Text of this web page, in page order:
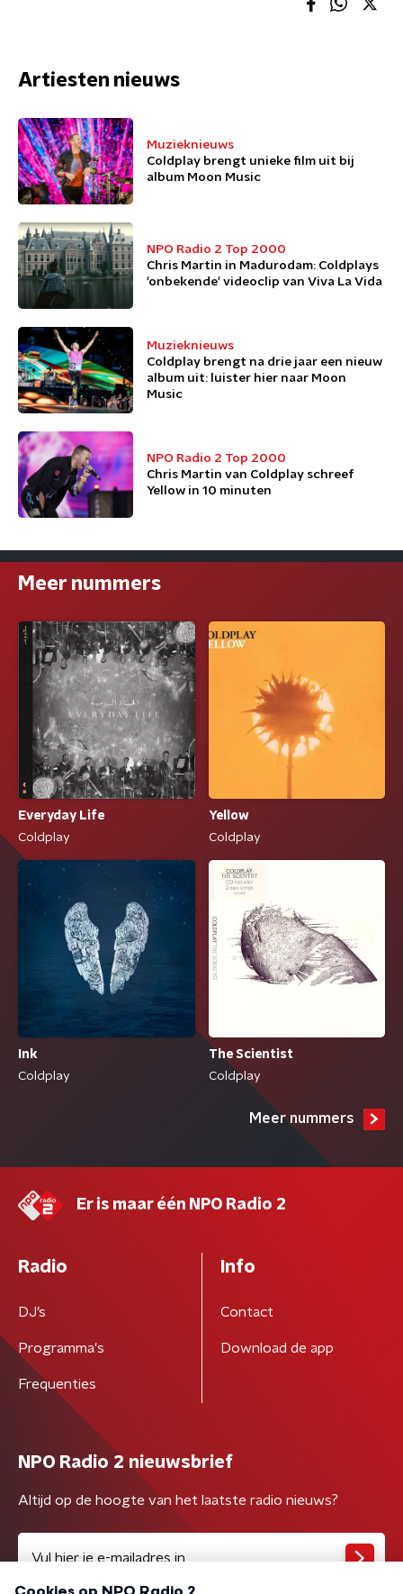
Artiesten nieuws
Muzieknieuws
Coldplay brengt unieke film uit bij
album Moon Music
NPO Radio 2 Top 2000
Chris Martin in Madurodam: Coldplays
'onbekende' videoclip van Viva La Vida
Muzieknieuws
Coldplay brengt na drie jaar een nieuw
album uit: luister hier naar Moon
Music
NPO Radio 2 Top 2000
Chris Martin van Coldplay schreef
Yellow in 10 minuten
Meer nummers
Everyday Life
Coldplay
Yellow
Coldplay
Ink
Coldplay
The Scientist
Coldplay
Meer nummers
Er is maar één NPO Radio 2
Radio
DJ’s
Programma's
Frequenties
Info
Contact
Download de app
NPO Radio 2 nieuwsbrief
Altijd op de hoogte van het laatste radio nieuws?